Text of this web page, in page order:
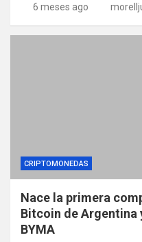
6 meses ago
CRIPTOMONEDAS
Nace la primera
Bitcoin de Argentina
BYMA